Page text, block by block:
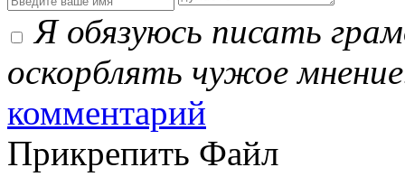
Я обязуюсь писать
оскорблять чужое
комментарий
Прикрепить Файл